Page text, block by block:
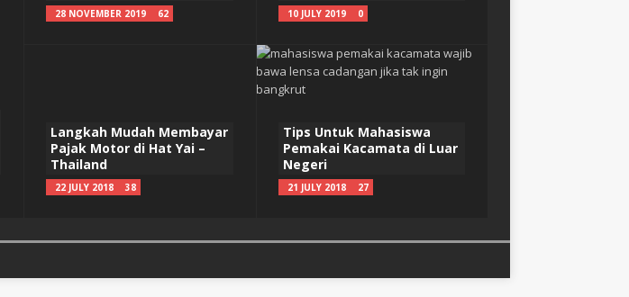
28 NOVEMBER 2019 62 10 JULY 2019 0
Langkah Mudah Membayar
Pajak Motor di Hat Yai –
Thailand
22 JULY 2018 38
Tips Untuk Mahasiswa
Pemakai Kacamata di Luar
Negeri
21 JULY 2018 27